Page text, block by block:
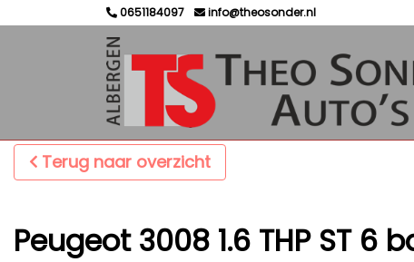
0651184097 info@theosonder.nl
Terug naar overzicht
Peugeot 3008 1.6 THP ST